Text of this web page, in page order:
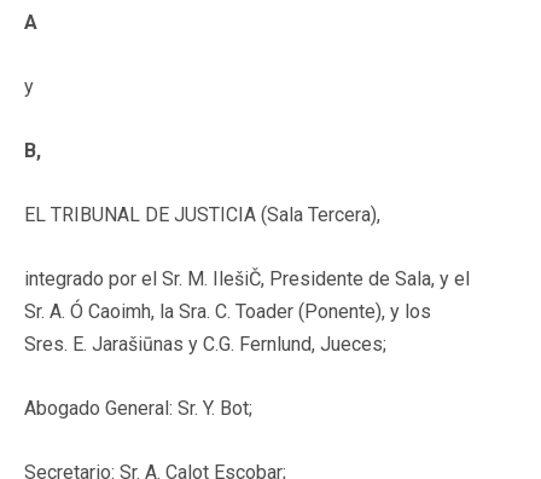
A
y
B,
EL TRIBUNAL DE JUSTICIA (Sala Tercera),
integrado por el Sr. M. IlešiČ, Presidente de Sala, y el
Sr. A. Ó Caoimh, la Sra. C. Toader (Ponente), y los
Sres. E. Jarašiūnas y C.G. Fernlund, Jueces;
Abogado General: Sr. Y. Bot;
Secretario: Sr. A. Calot Escobar;